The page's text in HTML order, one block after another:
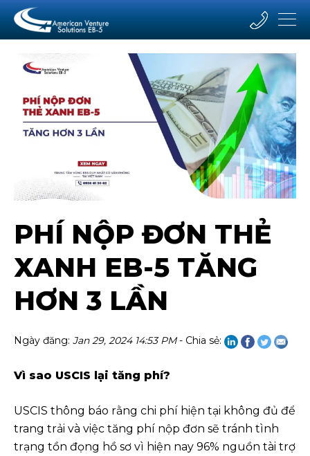
PHÍ NỘP ĐƠN THẺ
XANH EB-5 TĂNG
HƠN 3 LẦN
Ngày đăng: Jan 29, 2024 14:53 PM- Chia sẻ:
Vì sao USCIS lại tăng phí?
USCIS thông báo rằng chi phí hiện tại không đủ để
trang trải và việc tăng phí nộp đơn sẽ tránh tình
trạng tồn đọng hồ sơ vì hiện nay 96% nguồn tài trợ